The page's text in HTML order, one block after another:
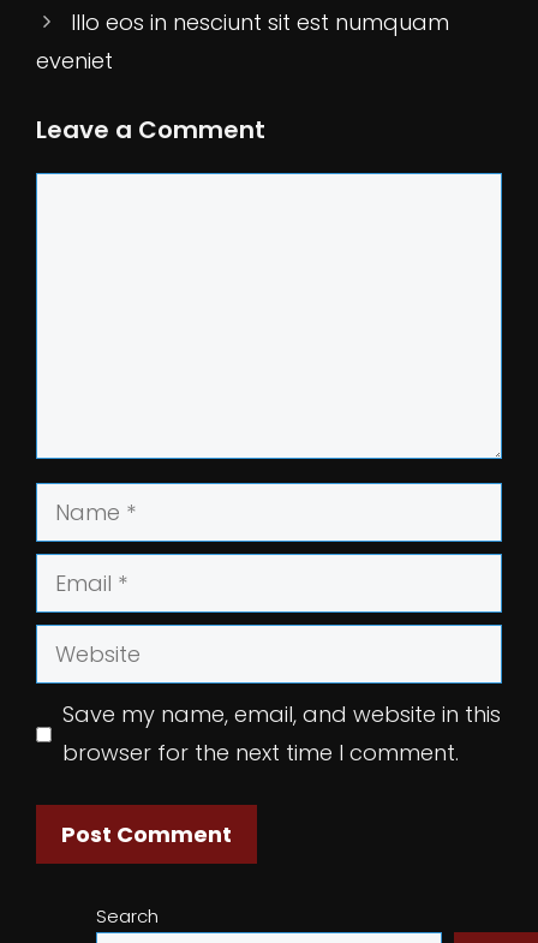
Illo eos in nesciunt sit est numquam
eveniet
Leave a Comment
Name
Email
Website
Save my name, email, and website in this
browser for the next time I comment.
Search